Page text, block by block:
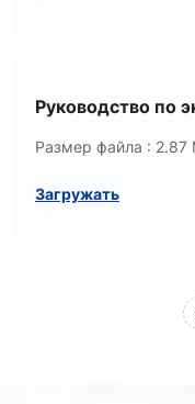
Руководство по
Размер файла : 2.87
Загружать